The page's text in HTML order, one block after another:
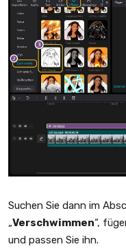
Suchen Sie dann im
„Verschwimmen“,
und passen Sie ihn.